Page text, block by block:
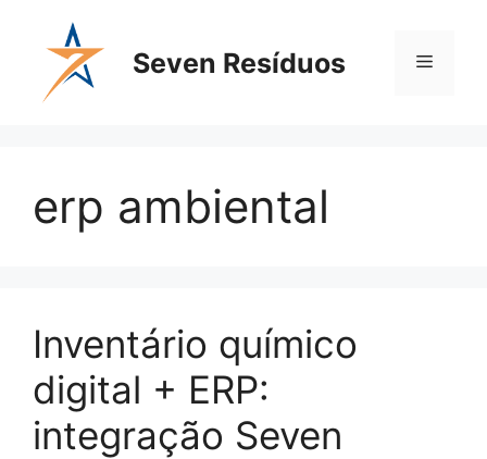
Seven Resíduos
erp ambiental
Inventário químico
digital + ERP:
integração Seven